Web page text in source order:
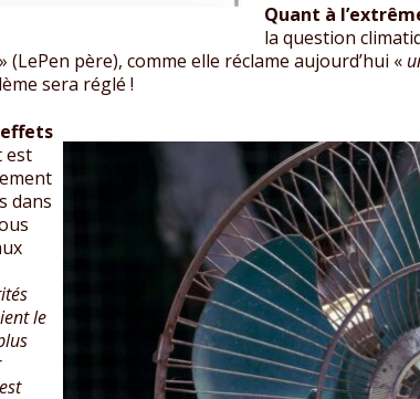
Quant à
la question
» (LePen père), comme elle réclame aujourd’hui «
sera réglé !
est
dans
le